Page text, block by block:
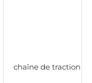
chaîne de traction